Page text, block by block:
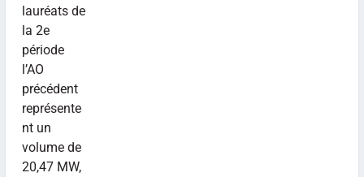
lauréats de
la 2e
période
l’AO
précédent
représente
nt un
volume de
20,47 MW,